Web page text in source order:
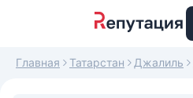
Главная Татарстан Джалиль